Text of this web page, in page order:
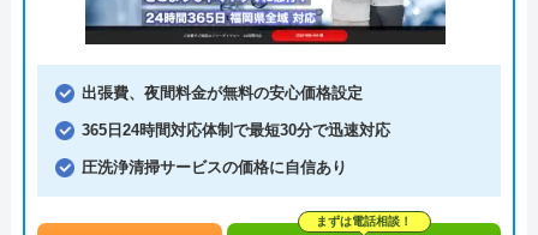
出張費、夜間料金が無料の安心価格設定
365日24時間対応体制で最短30分で迅速対応
圧洗浄清掃サービスの価格に自信あり
まずは電話相談！